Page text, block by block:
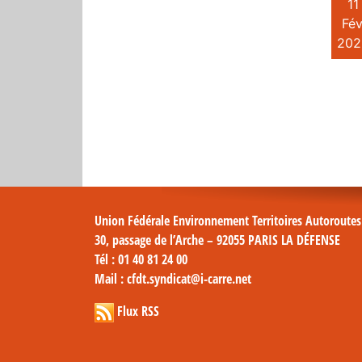
11
Union Fédérale Environnement Territoires
30, passage de l’Arche – 92055 PARIS LA DÉFENSE
Tél : 01 40 81 24 00
Mail : cfdt.syndicat@i-carre.net
Flux RSS